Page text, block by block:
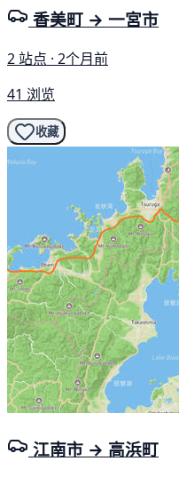
香美町 → 一宮市
2 站点 · 2个月前
41 浏览
收藏
江南市 → 高浜町